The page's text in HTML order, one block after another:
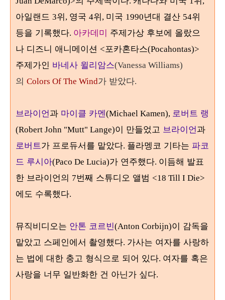
아일랜드 3위, 영국 4위, 미국 1990년대 결산 54위
등을 기록했다. 아카데미 주제가상 후보에 올랐으
나 디즈니 애니메이션 <포카혼타스(Pocahontas)>
주제가인 바네사 윌리암스(Vanessa Williams)
의 Colors Of The Wind가 받았다.
브라이언과 마이클 카멘(Michael Kamen), 로버트 랭
(Robert John "Mutt" Lange)이 만들었고 브라이언과
로버트가 프로듀서를 맡았다. 플라멩코 기타는 파코
드 루시아(Paco De Lucia)가 연주했다. 이듬해 발표
한 브라이언의 7번째 스튜디오 앨범 <18 Till I Die>
에도 수록했다.
뮤직비디오는 안톤 코르빈(Anton Corbijn)이 감독을
맡았고 스페인에서 촬영했다. 가사는 여자를 사랑하
는 법에 대한 충고 형식으로 되어 있다. 여자를 혹은
사랑을 너무 일반화한 건 아닌가 싶다.